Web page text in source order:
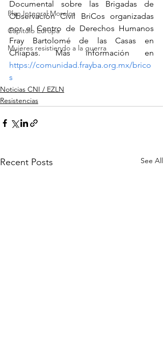
Plan Integral Morelos
Capítulo Europa
Mujeres resistiendo a la guerra
Documental sobre las Brigadas de
Observación Civil BriCos organizadas
por el Centro de Derechos Humanos
Fray Bartolomé de las Casas en
https://comunidad.frayba.org.mx/brico
s
Noticias CNI / EZLN
Resistencias
Recent Posts See All